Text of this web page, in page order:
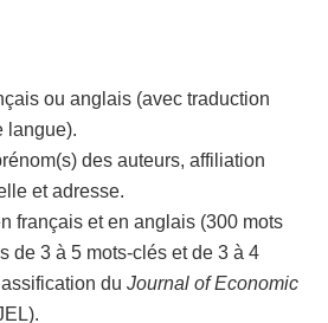
ou anglais (avec traduction
langue).
des auteurs, affiliation
et adresse.
français et en anglais (300 mots
de 3 à 5 mots-clés et de 3 à 4
du Journal of Economic